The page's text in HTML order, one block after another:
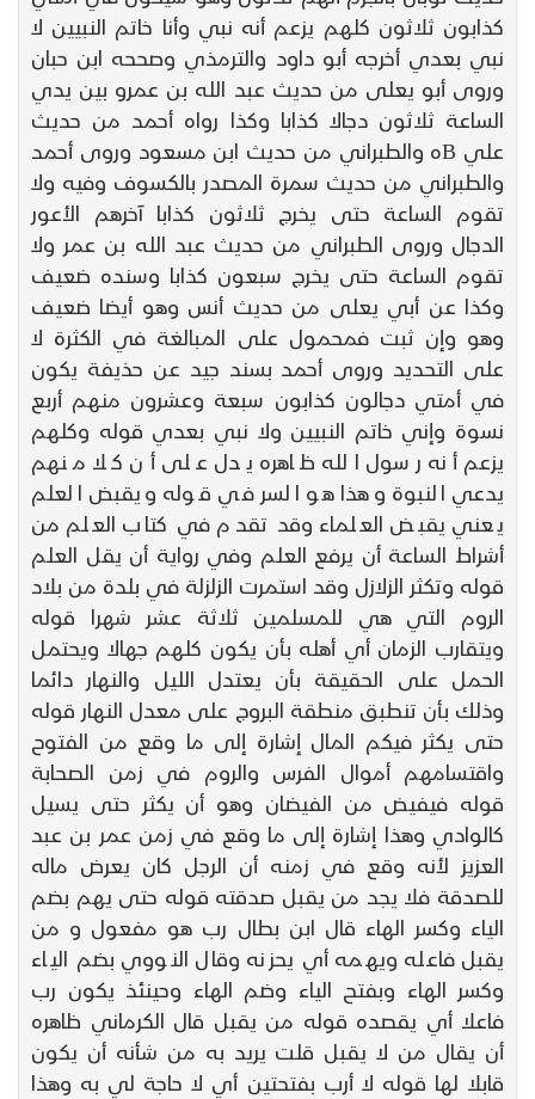
كذابون ثلاثون كلهم يزعم أنه نبي وأنا خاتم النبيين لا
نبي بعدي أخرجه أبو داود والترمذي وصححه ابن حبان
وروى أبو يعلى من حديث عبد الله بن عمرو بين يدي
الساعة ثلاثون دجالا كذابا وكذا رواه أحمد من حديث
علي Bه والطبراني من حديث ابن مسعود وروى أحمد
والطبراني من حديث سمرة المصدر بالكسوف وفيه ولا
تقوم الساعة حتى يخرج ثلاثون كذابا آخرهم الأعور
الدجال وروى الطبراني من حديث عبد الله بن عمر ولا
تقوم الساعة حتى يخرج سبعون كذابا وسنده ضعيف
وكذا عن أبي يعلى من حديث أنس وهو أيضا ضعيف
وهو وإن ثبت فمحمول على المبالغة في الكثرة لا
على التحديد وروى أحمد بسند جيد عن حذيفة يكون
في أمتي دجالون كذابون سبعة وعشرون منهم أربع
نسوة وإني خاتم النبيين ولا نبي بعدي قوله وكلهم
يزعم أنه رسول الله ظاهره يدل على أن كلا منهم
يدعي النبوة وهذا هو السر في قوله ويقبض العلم
يعني يقبض العلماء وقد تقدم في كتاب العلم من
أشراط الساعة أن يرفع العلم وفي رواية أن يقل العلم
قوله وتكثر الزلازل وقد استمرت الزلزلة في بلدة من بلاد
الروم التي هي للمسلمين ثلاثة عشر شهرا قوله
ويتقارب الزمان أي أهله بأن يكون كلهم جهالا ويحتمل
الحمل على الحقيقة بأن يعتدل الليل والنهار دائما
وذلك بأن تنطبق منطقة البروج على معدل النهار قوله
حتى يكثر فيكم المال إشارة إلى ما وقع من الفتوح
واقتسامهم أموال الفرس والروم في زمن الصحابة
قوله فيفيض من الفيضان وهو أن يكثر حتى يسيل
كالوادي وهذا إشارة إلى ما وقع في زمن عمر بن عبد
العزيز لأنه وقع في زمنه أن الرجل كان يعرض ماله
للصدقة فلا يجد من يقبل صدقته قوله حتى يهم بضم
الياء وكسر الهاء قال ابن بطال رب هو مفعول و من
يقبل فاعله ويهمه أي يحزنه وقال النووي بضم الياء
وكسر الهاء وبفتح الياء وضم الهاء وحينئذ يكون رب
فاعلا أي يقصده قوله من يقبل قال الكرماني ظاهره
أن يقال من لا يقبل قلت يريد به من شأنه أن يكون
قابلا لها قوله لا أرب بفتحتين أي لا حاجة لي به وهذا